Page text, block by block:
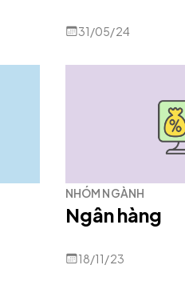
31/05/24
NHÓM NGÀNH
Ngân hàng
18/11/23